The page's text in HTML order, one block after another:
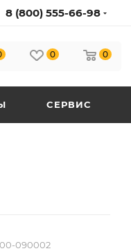
8 (800) 555-66-98
0 0
СЕРВИС
090002